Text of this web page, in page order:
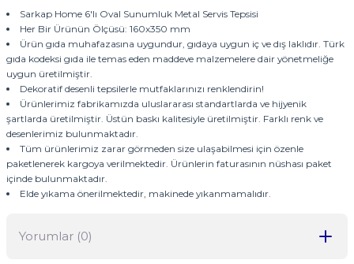
Sarkap Home 6'lı Oval Sunumluk Metal Servis Tepsisi
Her Bir Ürünün Ölçüsü: 160x350 mm
Ürün gıda muhafazasına uygundur, gıdaya uygun iç ve dış laklıdır. Türk
gıda kodeksi gıda ile temas eden maddeve malzemelere dair yönetmeliğe
uygun üretilmiştir.
Dekoratif desenli tepsilerle mutfaklarınızı renklendirin!
Ürünlerimiz fabrikamızda uluslararası standartlarda ve hijyenik
şartlarda üretilmiştir. Üstün baskı kalitesiyle üretilmiştir. Farklı renk ve
desenlerimiz bulunmaktadır.
Tüm ürünlerimiz zarar görmeden size ulaşabilmesi için özenle
paketlenerek kargoya verilmektedir. Ürünlerin faturasının nüshası paket
içinde bulunmaktadır.
Elde yıkama önerilmektedir, makinede yıkanmamalıdır.
Yorumlar (0)